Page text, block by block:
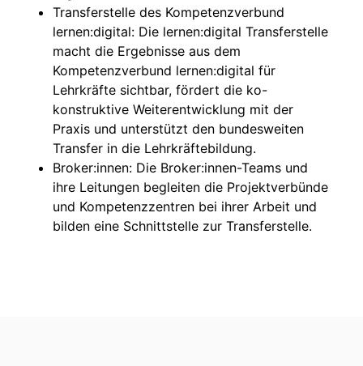
Transferstelle des Kompetenzverbund
lernen:digital: Die lernen:digital Transferstelle
macht die Ergebnisse aus dem
Kompetenzverbund lernen:digital für
Lehrkräfte sichtbar, fördert die ko-
konstruktive Weiterentwicklung mit der
Praxis und unterstützt den bundesweiten
Transfer in die Lehrkräftebildung.
Broker:innen: Die Broker:innen-Teams und
ihre Leitungen begleiten die Projektverbünde
und Kompetenzzentren bei ihrer Arbeit und
bilden eine Schnittstelle zur Transferstelle.